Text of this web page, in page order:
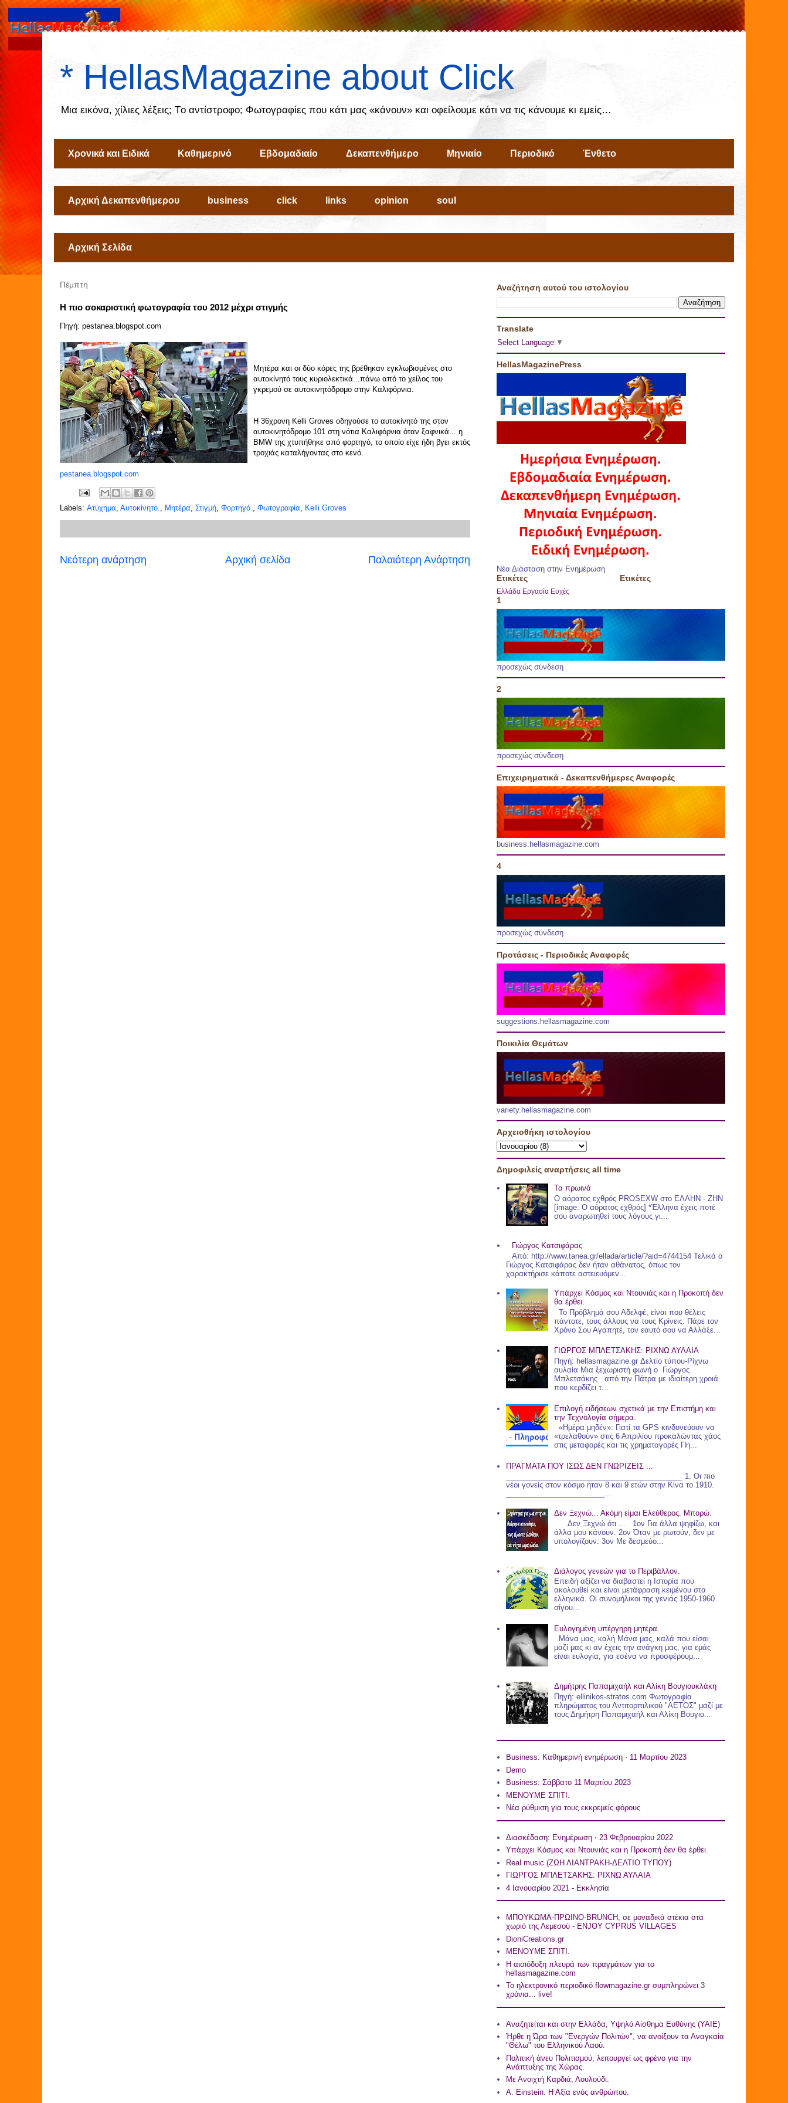
* HellasMagazine about Click
Μια εικόνα, χίλιες λέξεις; Tο αντίστροφο; Φωτογραφίες που κάτι μας «κάνουν» και οφείλουμε κάτι να τις κάνουμε κι εμείς…
Χρονικά και Ειδικά Καθημερινό Εβδομαδιαίο Δεκαπενθήμερο Μηνιαίο Περιοδικό Ένθετο
Αρχική Δεκαπενθήμερου business click links opinion soul
Αρχική Σελίδα
Πέμπτη
H πιο σοκαριστική φωτογραφία του 2012 μέχρι στιγμής
Πηγή: pestanea.blogspot.com
Mητέρα και οι δύο κόρες της βρέθηκαν εγκλωβισμένες στο
αυτοκίνητό τους κυριολεκτικά...πάνω από το χείλος του
γκρεμού σε αυτοκινητόδρομο στην Καλιφόρνια.
Η 36χρονη Kelli Groves οδηγούσε το αυτοκίνητό της στον
αυτοκινητόδρομο 101 στη νότια Καλιφόρνια όταν ξαφνικά... η
BMW της χτυπήθηκε από φορτηγό, το οποίο είχε ήδη βγει εκτός
τροχιάς καταλήγοντας στο κενό.
pestanea.blogspot.com
Labels: Ατύχημα, Αυτοκίνητο., Μητέρα, Στιγμή, Φορτηγό., Φωτογραφία, Kelli Groves
Νεότερη ανάρτηση Παλαιότερη Ανάρτηση
Αρχική σελίδα
Αναζήτηση αυτού του ιστολογίου
Translate
Select Language ▼
HellasMagazinePress
Νέα Διάσταση στην Ενημέρωση
Ετικέτες
Ελλάδα Εργασία Ευχές
Ετικέτες
1
προσεχώς σύνδεση
2
προσεχώς σύνδεση
Επιχειρηματικά - Δεκαπενθήμερες Αναφορές
business.hellasmagazine.com
4
προσεχώς σύνδεση
Προτάσεις - Περιοδικές Αναφορές
suggestions.hellasmagazine.com
Ποικιλία Θεμάτων
variety.hellasmagazine.com
Αρχειοθήκη ιστολογίου
Δημοφιλείς αναρτήσεις all time
Τα πρωινά
Ο αόρατος εχθρός PROSEXW στο ΕΛΛΗΝ - ΖHN
[image: Ο αόρατος εχθρός] *Έλληνα έχεις ποτέ
σου αναρωτηθεί τους λόγους γι...
Γιώργος Κατσιφάρας
Από: http://www.tanea.gr/ellada/article/?aid=4744154 Τελικά ο
Γιώργος Κατσιφάρας δεν ήταν αθάνατος, όπως τον
χαρακτήρισε κάποτε αστειευόμεν...
Υπάρχει Κόσμος και Ντουνιάς και η Προκοπή δεν
θα έρθει.
Το Πρόβλημά σου Αδελφέ, είναι που θέλεις
πάντοτε, τους άλλους να τους Κρίνεις. Πάρε τον
Χρόνο Σου Αγαπητέ, τον εαυτό σου να Αλλάξε...
ΓΙΩΡΓΟΣ ΜΠΛΕΤΣΑΚΗΣ: ΡΙΧΝΩ ΑΥΛΑΙΑ
Πηγή: hellasmagazine.gr Δελτίο τύπου-Ρίχνω
αυλαία Μια ξεχωριστή φωνή ο Γιώργος
Μπλετσάκης από την Πάτρα με ιδιαίτερη χροιά
που κερδίζει τ...
Επιλογή ειδήσεων σχετικά με την Επιστήμη και
την Τεχνολογία σήμερα.
«Ημέρα μηδέν»: Γιατί τα GPS κινδυνεύουν να
«τρελαθούν» στις 6 Απριλίου προκαλώντας χάος
στις μεταφορές και τις χρηματαγορές Πη...
ΠΡΑΓΜΑΤΑ ΠΟΥ ΙΣΩΣ ΔΕΝ ΓΝΩΡΙΖΕΙΣ ...
___________________________________________ 1. Οι πιο
νέοι γονείς στον κόσμο ήταν 8 και 9 ετών στην Κίνα το 1910.
________________________...
Δεν Ξεχνώ... Ακόμη είμαι Ελεύθερος. Μπορώ.
Δεν Ξεχνώ ότι ... 1ον Για άλλα ψηφίζω, και
άλλα μου κάνουν. 2ον Όταν με ρωτούν, δεν με
υπολογίζουν. 3ον Με δεσμεύο...
Διάλογος γενεών για το Περιβάλλον.
Επειδή αξίζει να διαβαστεί η Ιστορία που
ακολουθεί και είναι μετάφραση κειμένου στα
ελληνικά. Οι συνομήλικοι της γενιάς 1950-1960
σίγου...
Ευλογημένη υπέργηρη μητέρα.
Μάνα μας, καλή Μάνα μας, καλά που είσαι
μαζί μας κι αν έχεις την ανάγκη μας, για εμάς
είναι ευλογία, για εσένα να προσφέρουμ...
Δημήτρης Παπαμιχαήλ και Αλίκη Βουγιουκλάκη
Πηγή: ellinikos-stratos.com Φωτογραφία
πληρώματος του Αντιτορπιλικού "ΑΕΤΟΣ" μαζί με
τους Δημήτρη Παπαμιχαήλ και Αλίκη Βουγιο...
Business: Καθημερινή ενημέρωση ⋅ 11 Μαρτίου 2023
Demo
Business: Σάββατο 11 Μαρτίου 2023
ΜΕΝΟΥΜΕ ΣΠΙΤΙ.
Νέα ρύθμιση για τους εκκρεμείς φόρους
Διασκέδαση: Ενημέρωση ⋅ 23 Φεβρουαρίου 2022
Υπάρχει Κόσμος και Ντουνιάς και η Προκοπή δεν θα έρθει.
Real music (ZΩΗ ΛΙΑΝΤΡΑΚΗ-ΔΕΛΤΙΟ ΤΥΠΟY)
ΓΙΩΡΓΟΣ ΜΠΛΕΤΣΑΚΗΣ: ΡΙΧΝΩ ΑΥΛΑΙΑ
4 Ιανουαρίου 2021 - Εκκλησία
ΜΠΟΥΚΩΜΑ-ΠΡΩΙΝΟ-BRUNCH, σε μοναδικά στέκια στα
χωριό της Λεμεσού - ENJOY CYPRUS VILLAGES
DioniCreations.gr
ΜΕΝΟΥΜΕ ΣΠΙΤΙ.
Η αισιόδοξη πλευρά των πραγμάτων για το
hellasmagazine.com
Το ηλεκτρονικό περιοδικό flowmagazine.gr συμπληρώνει 3
χρόνια... live!
Αναζητείται και στην Ελλάδα, Υψηλό Αίσθημα Ευθύνης (ΥΑΙΕ)
Ήρθε η Ώρα των "Ενεργών Πολιτών", να ανοίξουν τα Αναγκαία
"Θέλω" του Ελληνικού Λαού.
Πολιτική άνευ Πολιτισμού, λειτουργεί ως φρένο για την
Ανάπτυξης της Χώρας.
Με Ανοιχτή Καρδιά, Λουλούδι.
A. Einstein. Η Αξία ενός ανθρώπου.